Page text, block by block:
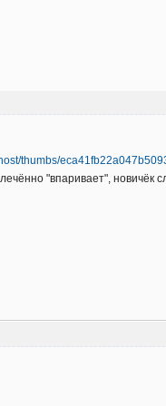
"впаривает", новичёк